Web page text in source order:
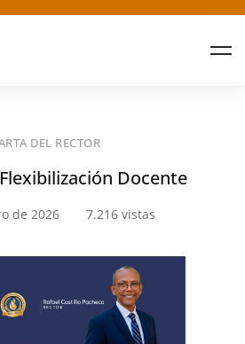
DEL RECTOR
Docente
de 2026 7.216 vistas